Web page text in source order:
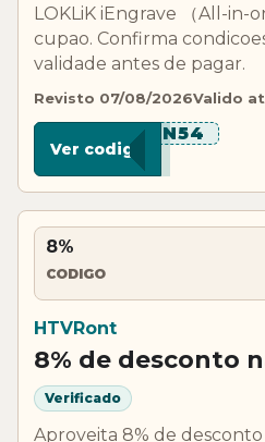
LOKLiK iEngrave （All-in-
cupao. Confirma
validade antes de pagar.
Revisto 07/08/2026Valido
*****N54
Ver codigo
8%
CODIGO
HTVRont
8% de desconto
Verificado
Aproveita 8% de